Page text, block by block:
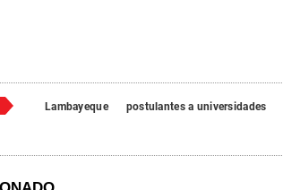
Lambayeque postulantes a universidades